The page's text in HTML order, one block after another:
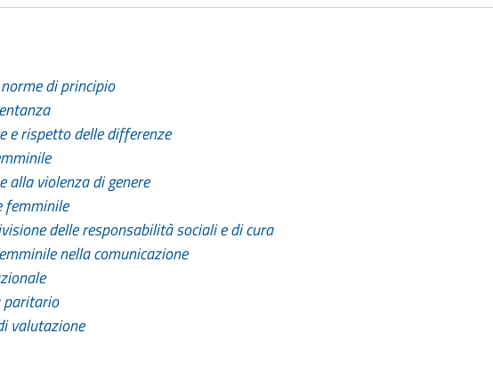
2019, n. 15
giugno 2024, n. 7
luglio 2025, n. 9
luglio 2026, n. 9
di principio
e rispetto delle differenze
violenza di genere
femminile
delle responsabilità sociali e di cura
nella comunicazione
valutazione